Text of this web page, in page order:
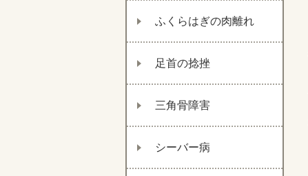
ふくらはぎの肉離れ
足首の捻挫
三角骨障害
シーバー病